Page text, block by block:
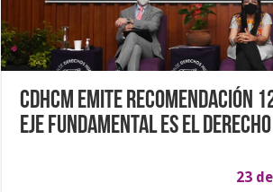
CDHCM emite Recomendación
eje fundamental es el
23